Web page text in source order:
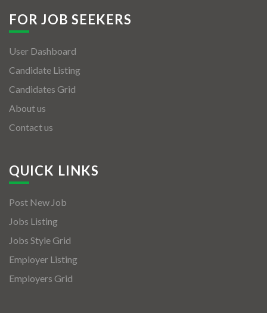
FOR JOB SEEKERS
User Dashboard
Candidate Listing
Candidates Grid
About us
Contact us
QUICK LINKS
Post New Job
Jobs Listing
Jobs Style Grid
Employer Listing
Employers Grid